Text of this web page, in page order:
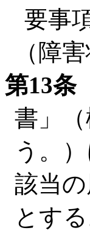
要事
（障
第13条
書」
う。
該当
とする